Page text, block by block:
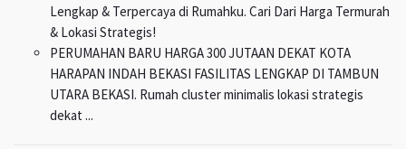
Lengkap & Terpercaya di Rumahku. Cari Dari Harga Termurah
& Lokasi Strategis!
PERUMAHAN BARU HARGA 300 JUTAAN DEKAT KOTA
HARAPAN INDAH BEKASI FASILITAS LENGKAP DI TAMBUN
UTARA BEKASI. Rumah cluster minimalis lokasi strategis
dekat ...